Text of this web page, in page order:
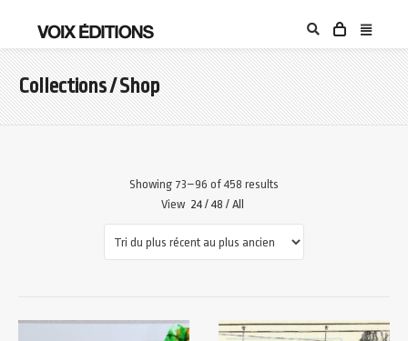
Collections / Shop
Showing 73–96 of 458 results
View 24 / 48 / All